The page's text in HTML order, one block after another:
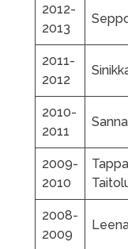
2012-
2013
2011-
2012
2010-
2011
2009-
2010
2008-
2009